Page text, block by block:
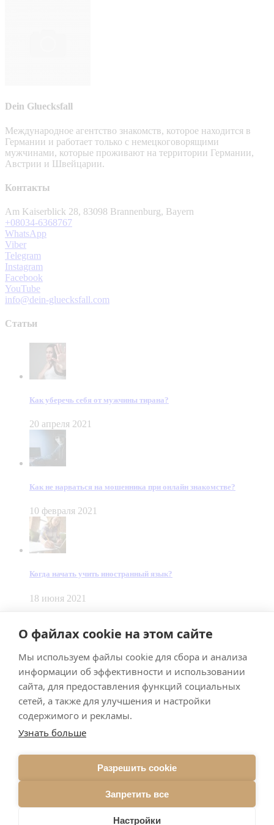
О файлах cookie на этом сайте
Мы используем файлы cookie для сбора и анализа
информации об эффективности и использовании
сайта, для предоставления функций социальных
сетей, а также для улучшения и настройки
содержимого и рекламы.
Узнать больше
Разрешить cookie
Запретить все
Настройки
Dein Gluecksfall
Международное агентство знакомств, которое находится в
Германии и работает только с немецкоговорящими
мужчинами, которые проживают на территории Германии,
Австрии и Швейцарии.
Контакты
Am Kaiserblick 28, 83098 Brannenburg, Bayern
+08034-6368767
WhatsApp
Viber
Telegram
Instagram
Facebook
YouTube
info@dein-gluecksfall.com
Статьи
Как уберечь себя от мужчины тирана?
20 апреля 2021
Как не нарваться на мошенника при онлайн знакомстве?
10 февраля 2021
Когда начать учить иностранный язык?
18 июня 2021
Made bySmart Team
ImpressumDatenschutz
Подписывайтесь на меня в Телеграм
Подписаться
Брачное агентство в Германии
С нами выходят замуж! Знакомства, рекомендации и советы,